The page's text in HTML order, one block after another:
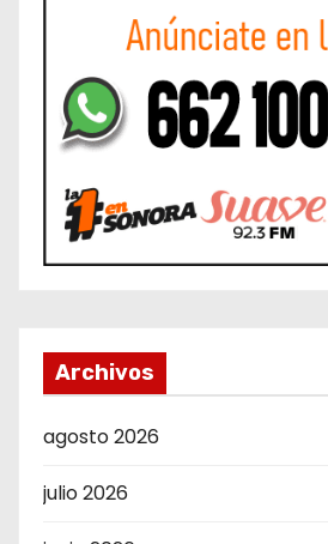
Archivos
agosto 2026
julio 2026